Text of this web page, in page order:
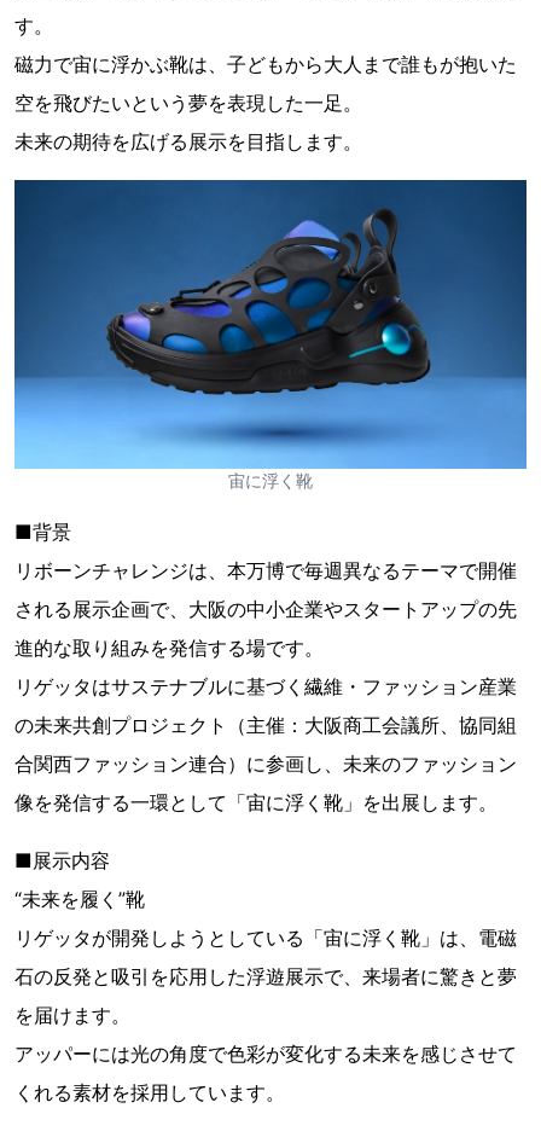
す。
磁力で宙に浮かぶ靴は、子どもから大人まで誰もが抱いた
空を飛びたいという夢を表現した一足。
未来の期待を広げる展示を目指します。
宙に浮く靴
■背景
リボーンチャレンジは、本万博で毎週異なるテーマで開催
される展示企画で、大阪の中小企業やスタートアップの先
進的な取り組みを発信する場です。
リゲッタはサステナブルに基づく繊維・ファッション産業
の未来共創プロジェクト（主催：大阪商工会議所、協同組
合関西ファッション連合）に参画し、未来のファッション
像を発信する一環として「宙に浮く靴」を出展します。
■展示内容
“未来を履く”靴
リゲッタが開発しようとしている「宙に浮く靴」は、電磁
石の反発と吸引を応用した浮遊展示で、来場者に驚きと夢
を届けます。
アッパーには光の角度で色彩が変化する未来を感じさせて
くれる素材を採用しています。